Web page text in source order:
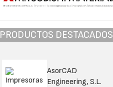
PRODUCTOS DESTACADOS
AsorCAD
Engineering, S.L.